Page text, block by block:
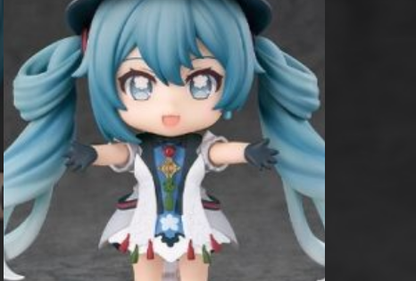
陰陽師本格幻想RPG
霧雨魔理沙
風紀委員長
食玩
食蜂操祈
高木さん
高雄
魔法少女まどか☆マギカ
黒猫